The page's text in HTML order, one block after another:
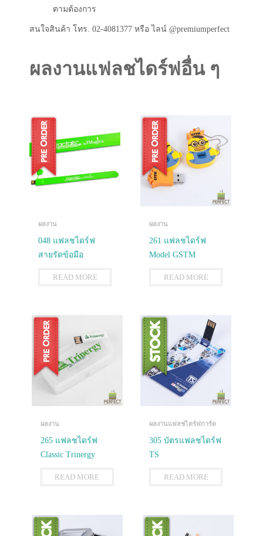
ตามต้องการ
สนใจสินค้า โทร. 02-4081377 หรือ ไลน์ @premiumperfect
ผลงานแฟลชไดร์ฟอื่น ๆ
ผลงาน
048 แฟลชไดร์ฟ
สายรัดข้อมือ
READ MORE
ผลงาน
261 แฟลชไดร์ฟ
Model GSTM
READ MORE
ผลงาน
265 แฟลชไดร์ฟ
Classic Trinergy
READ MORE
ผลงานแฟลชไดร์ฟการ์ด
305 บัตรแฟลชไดร์ฟ
TS
READ MORE